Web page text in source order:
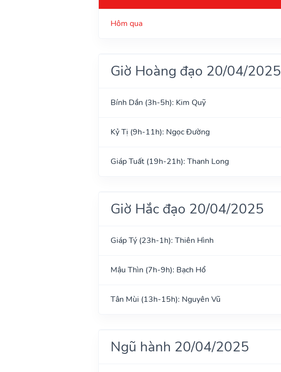
Hôm qua
Giờ Hoàng đạo 20/04/2025
Bính Dần (3h-5h): Kim Quỹ
Kỷ Tị (9h-11h): Ngọc Đường
Giáp Tuất (19h-21h): Thanh Long
Giờ Hắc đạo 20/04/2025
Giáp Tý (23h-1h): Thiên Hình
Mậu Thìn (7h-9h): Bạch Hổ
Tân Mùi (13h-15h): Nguyên Vũ
Ngũ hành 20/04/2025